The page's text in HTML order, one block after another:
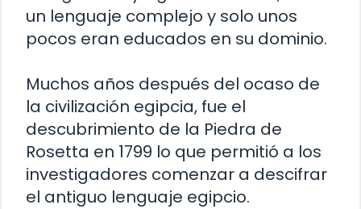
un lenguaje complejo y solo unos
pocos eran educados en su dominio.
Muchos años después del ocaso de
la civilización egipcia, fue el
descubrimiento de la Piedra de
Rosetta en 1799 lo que permitió a los
investigadores comenzar a descifrar
el antiguo lenguaje egipcio.